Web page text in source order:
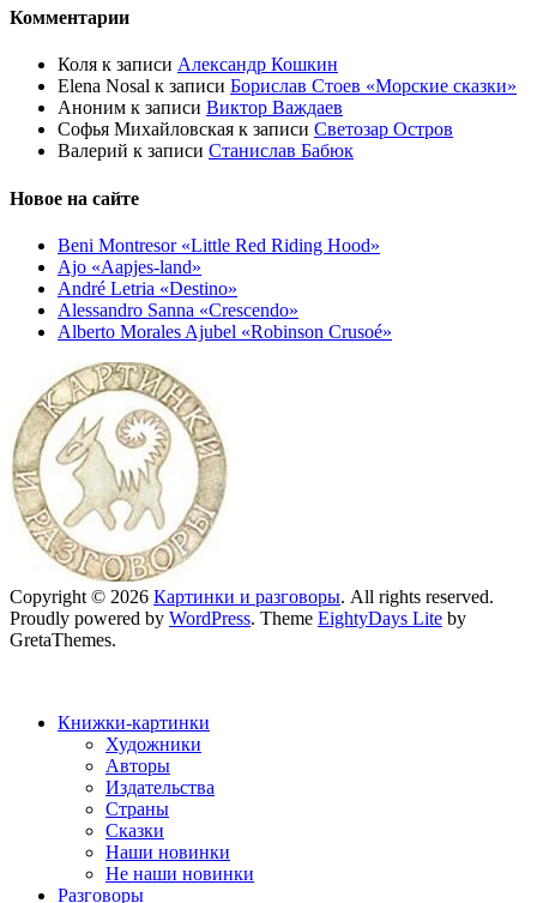
Комментарии
Коля к записи Александр Кошкин
Elena Nosal к записи Борислав Стоев «Морские сказки»
Аноним к записи Виктор Важдаев
Софья Михайловская к записи Светозар Остров
Валерий к записи Станислав Бабюк
Новое на сайте
Beni Montresor «Little Red Riding Hood»
Ajo «Aapjes-land»
André Letria «Destino»
Alessandro Sanna «Crescendo»
Alberto Morales Ajubel «Robinson Crusoé»
Copyright © 2026 Картинки и разговоры. All rights reserved.
Proudly powered by WordPress. Theme EightyDays Lite by
GretaThemes.
Книжки-картинки
Художники
Авторы
Издательства
Страны
Сказки
Наши новинки
Не наши новинки
Разговоры